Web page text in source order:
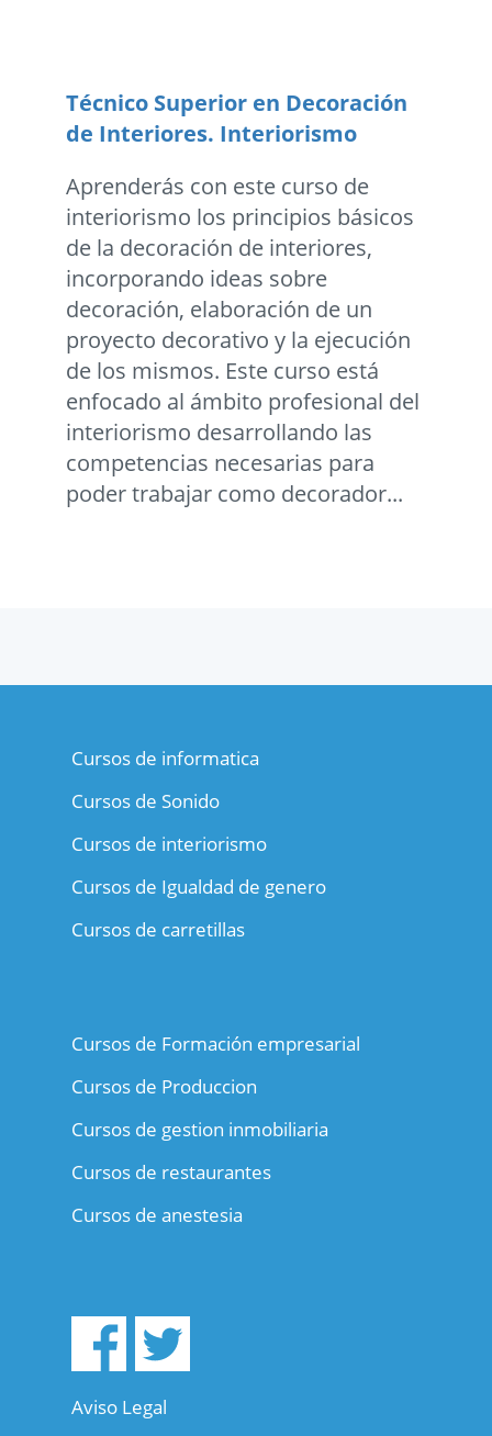
Técnico Superior en Decoración
de Interiores. Interiorismo
Aprenderás con este curso de
interiorismo los principios básicos
de la decoración de interiores,
incorporando ideas sobre
decoración, elaboración de un
proyecto decorativo y la ejecución
de los mismos. Este curso está
enfocado al ámbito profesional del
interiorismo desarrollando las
competencias necesarias para
poder trabajar como decorador...
Cursos de informatica
Cursos de Sonido
Cursos de interiorismo
Cursos de Igualdad de genero
Cursos de carretillas
Cursos de Formación empresarial
Cursos de Produccion
Cursos de gestion inmobiliaria
Cursos de restaurantes
Cursos de anestesia
Aviso Legal